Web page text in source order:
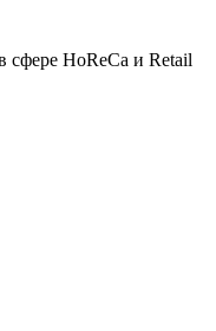
сфере HoReCa и Retail